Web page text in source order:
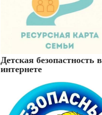
Детская безопастность в
интернете